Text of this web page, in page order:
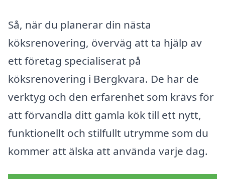
Så, när du planerar din nästa
köksrenovering, överväg att ta hjälp av
ett företag specialiserat på
köksrenovering i Bergkvara. De har de
verktyg och den erfarenhet som krävs för
att förvandla ditt gamla kök till ett nytt,
funktionellt och stilfullt utrymme som du
kommer att älska att använda varje dag.